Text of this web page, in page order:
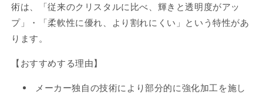
術は、「従来のクリスタルに比べ、輝きと透明度がアッ
プ」・「柔軟性に優れ、より割れにくい」という特性があ
ります。
【おすすめする理由】
メーカー独自の技術により部分的に強化加工を施し